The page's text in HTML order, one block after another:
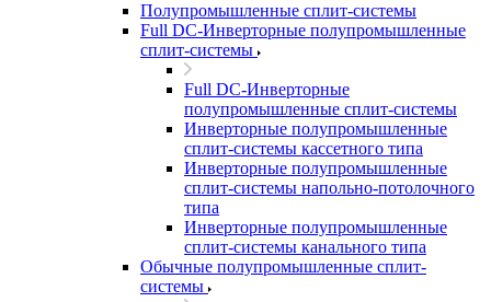
Полупромышленные сплит-системы
Full DC-Инверторные полупромышленные
сплит-системы
Full DC-Инверторные
полупромышленные сплит-системы
Инверторные полупромышленные
сплит-системы кассетного типа
Инверторные полупромышленные
сплит-системы напольно-потолочного
типа
Инверторные полупромышленные
сплит-системы канального типа
Обычные полупромышленные сплит-
системы